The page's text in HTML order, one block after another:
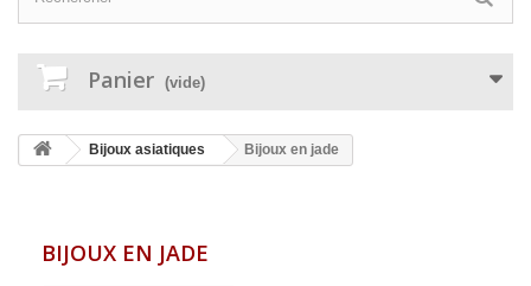
Panier (vide)
Bijoux asiatiques Bijoux en jade
BIJOUX EN JADE